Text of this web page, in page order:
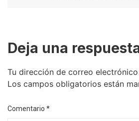
Deja una
Tu dirección de correo
Los campos obligatorios están
Comentario *